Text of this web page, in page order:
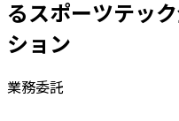
るスポーツテッ
ション
業務委託